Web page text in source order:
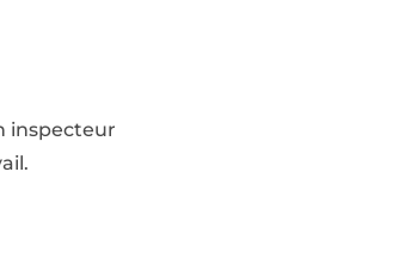
inspecteur